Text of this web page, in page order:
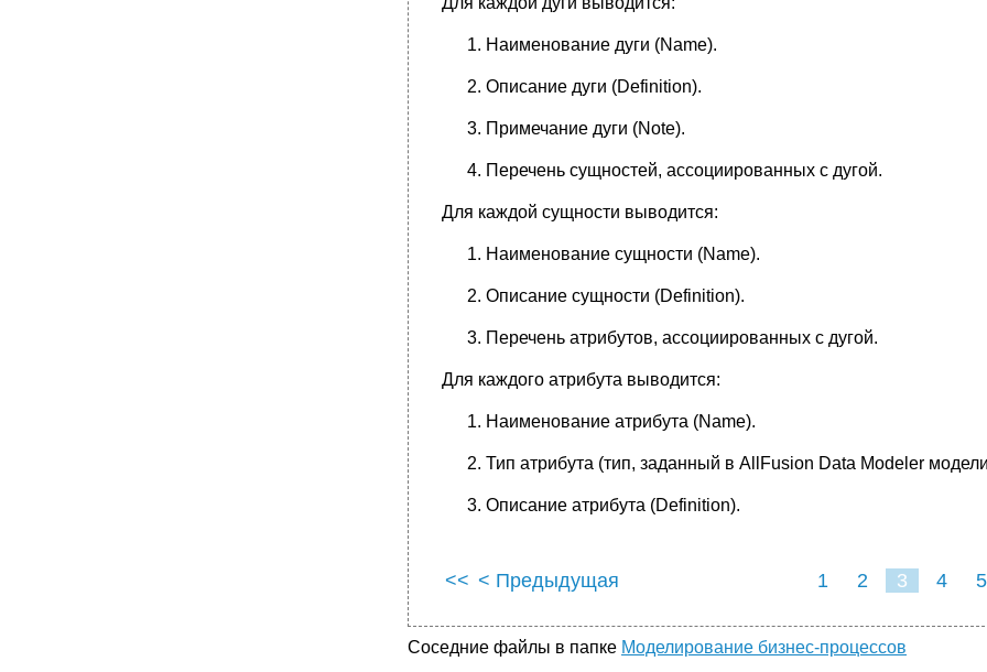
Наименование дуги (Name).
Описание дуги (Definition).
Примечание дуги (Note).
Перечень сущностей, ассоциированных с дугой.
Для каждой сущности выводится:
Наименование сущности (Name).
Описание сущности (Definition).
Перечень атрибутов, ассоциированных с дугой.
Для каждого атрибута выводится:
Наименование атрибута (Name).
Тип атрибута (тип, заданный в AllFusion Data Modeler
Описание атрибута (Definition).
<< < Предыдущая 1 2 3 4 5
Соседние файлы в папке Моделирование бизнес-процессов